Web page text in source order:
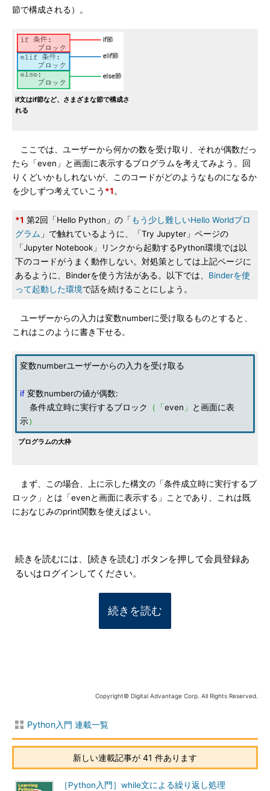
節で構成される）。
if文はif節など、さまざまな節で構成さ
れる
ここでは、ユーザーから何かの数を受け取り、それが偶数だっ
たら「even」と画面に表示するプログラムを考えてみよう。回
りくどいかもしれないが、このコードがどのようなものになるか
を少しずつ考えていこう *1 。
*1 第2回「Hello Python」の「 もう少し難しいHello Worldプロ
グラム 」で触れているように、「Try Jupyter」ページの
「Jupyter Notebook」リンクから起動するPython環境では以
下のコードがうまく動作しない。対処策としては上記ページに
あるように、Binderを使う方法がある。以下では、 Binderを使
って起動した環境で話を続けることにしよう。
ユーザーからの入力は変数numberに受け取るものとすると、
これはこのように書き下せる。
変数numberユーザーからの入力を受け取る
if 変数numberの値が偶数:
条件成立時に実行するブロック
（「even 」
と画面に表
示）
プログラムの大枠
まず、この場合、上に示した構文の「条件成立時に実行するブ
ロック」とは「evenと画面に表示する」ことであり、これは既
におなじみのprint関数を使えばよい。
続きを読むには、[続きを読む] ボタンを押して会員登録あ
るいはログインしてください。
続きを読む
Copyright© Digital Advantage Corp. All Rights Reserved.
Python入門 連載一覧
新しい連載記事が 41 件あります
［Python入門］while文による繰り返し処理